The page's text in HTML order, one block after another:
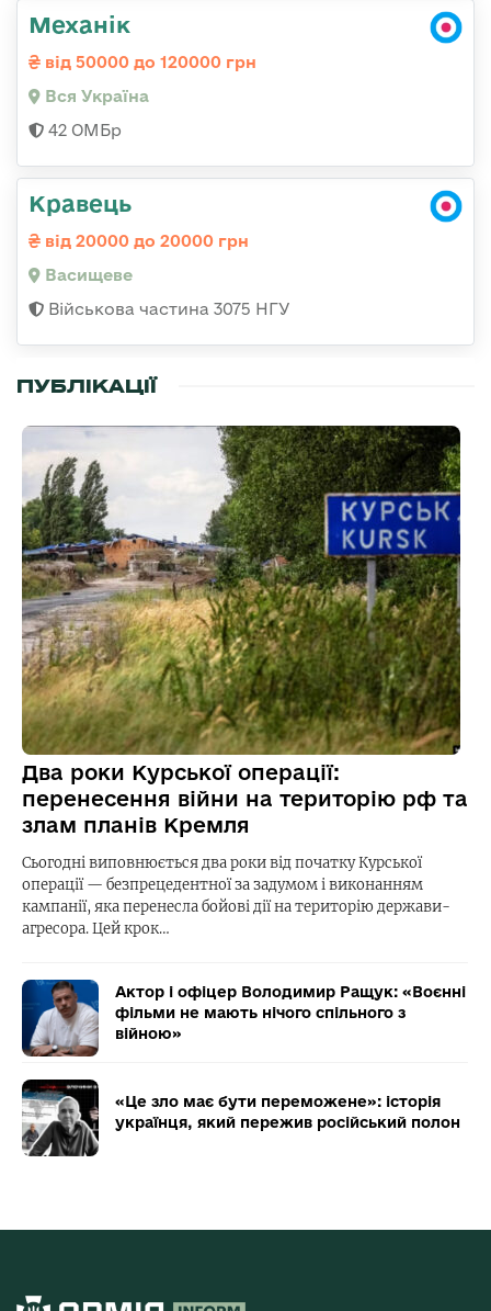
Механік
від 50000 до 120000 грн
Вся Україна
42 ОМБр
Кравець
від 20000 до 20000 грн
Васищеве
Військова частина 3075 НГУ
ПУБЛІКАЦІЇ
Два роки Курської операції:
перенесення війни на територію рф та
злам планів Кремля
Сьогодні виповнюється два роки від початку Курської
операції — безпрецедентної за задумом і виконанням
кампанії, яка перенесла бойові дії на територію держави-
агресора. Цей крок…
Актор і офіцер Володимир Ращук: «Воєнні
фільми не мають нічого спільного з
війною»
«Це зло має бути переможене»: історія
українця, який пережив російський полон